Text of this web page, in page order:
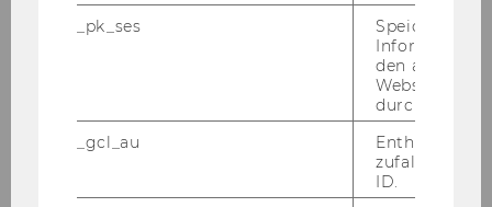
_pk_ses
Speicherung
den aktuellen
durch
_gcl_au
Enthält eine
ID.